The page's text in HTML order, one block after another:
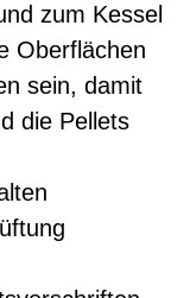
zum Kessel
Oberflächen
sein, damit
die Pellets